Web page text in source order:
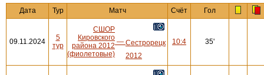
Дата Тур Матч Счёт Гол
09.11.2024
5
тур
СШОР
Кировского
района 2012
(фиолетовые)
— Сестрорецк
2012
10:4 35'